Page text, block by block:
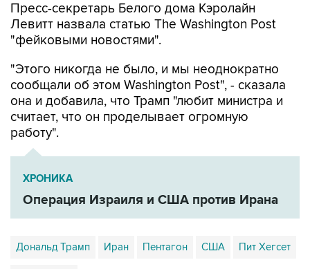
Пресс-секретарь Белого дома Кэролайн
Левитт назвала статью The Washington Post
"фейковыми новостями".
"Этого никогда не было, и мы неоднократно
сообщали об этом Washington Post", - сказала
она и добавила, что Трамп "любит министра и
считает, что он проделывает огромную
работу".
ХРОНИКА
Операция Израиля и США против Ирана
Дональд Трамп Иран Пентагон США Пит Хегсет